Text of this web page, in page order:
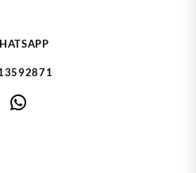
WhatsApp